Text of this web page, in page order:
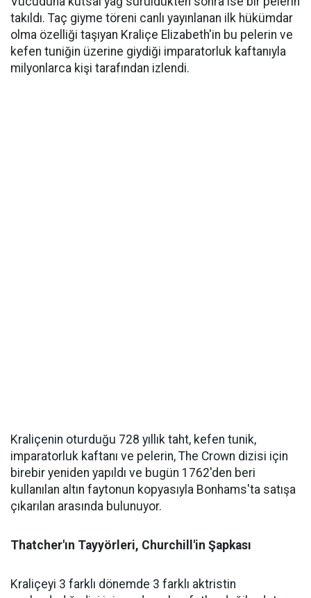
takıldı. Taç giyme töreni canlı yayınlanan ilk hükümdar
olma özelliği taşıyan Kraliçe Elizabeth'in bu pelerin ve
kefen tuniğin üzerine giydiği imparatorluk kaftanıyla
milyonlarca kişi tarafından izlendi.
Kraliçenin oturduğu 728 yıllık taht, kefen tunik,
imparatorluk kaftanı ve pelerin, The Crown dizisi için
birebir yeniden yapıldı ve bugün 1762'den beri
kullanılan altın faytonun kopyasıyla Bonhams'ta satışa
çıkarılan arasında bulunuyor.
Thatcher'ın Tayyörleri, Churchill'in Şapkası
Kraliçeyi 3 farklı dönemde 3 farklı aktristin